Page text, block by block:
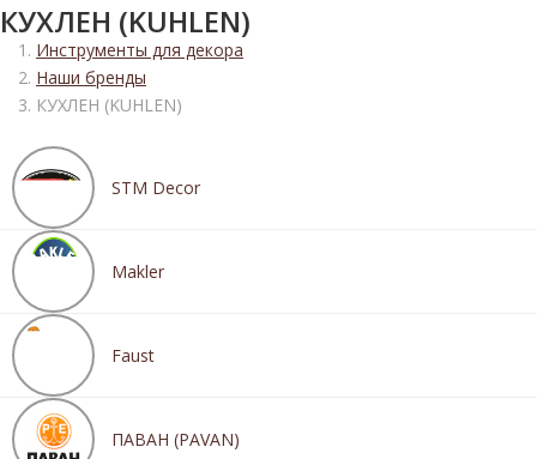
КУХЛЕН (KUHLEN)
Инструменты для декора
Наши бренды
КУХЛЕН (KUHLEN)
STM Decor
Makler
Faust
ПАВАН (PAVAN)